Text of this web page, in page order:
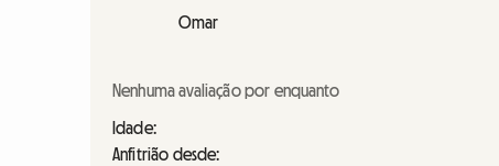
Omar
Nenhuma avaliação por enquanto
Idade:
Anfitrião desde: